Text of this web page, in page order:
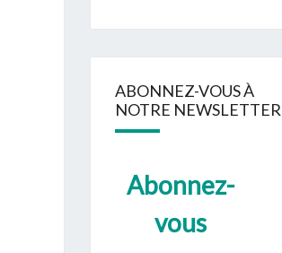
ABONNEZ-VOUS À
NOTRE NEWSLETTER
Abonnez-
vous